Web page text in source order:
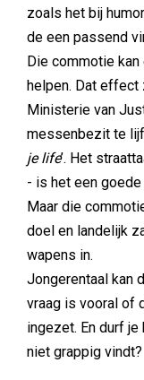
zoals het bij
de een passend
Die commotie
helpen. Dat effect
Ministerie van
messenbezit te lijf
je life’. Het
- is het een
Maar die
doel en landelijk
wapens in.
Jongerentaal kan
vraag is vooral of
ingezet. En durf
niet grappig vindt?